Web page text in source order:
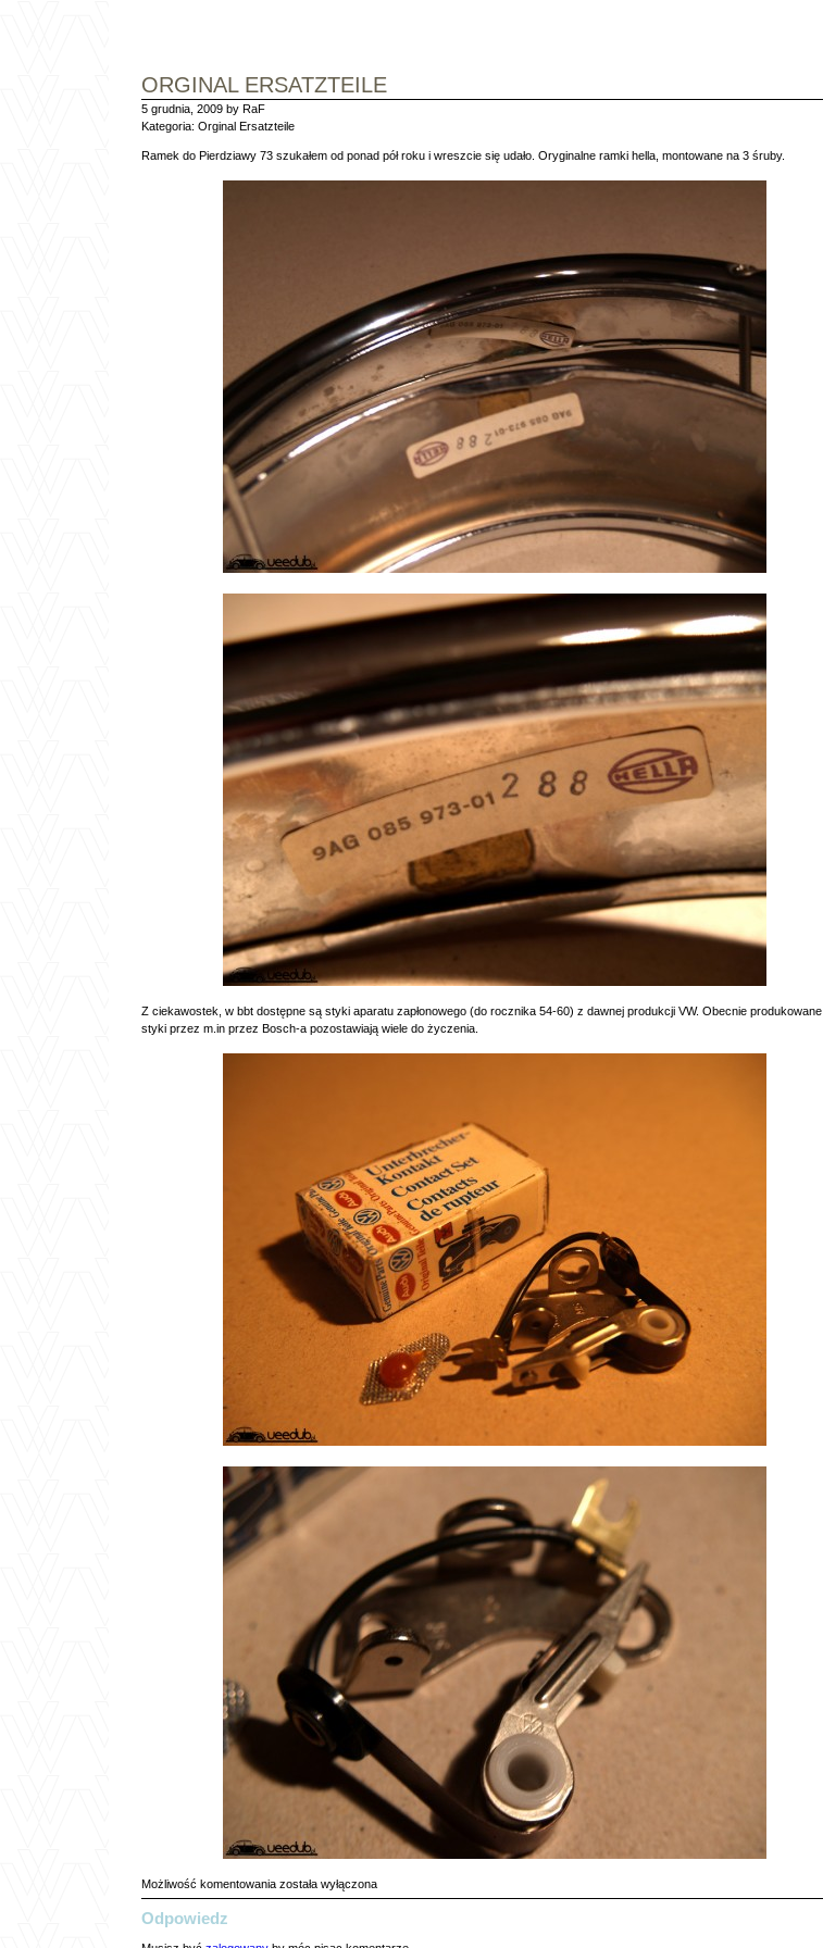
ORGINAL ERSATZTEILE
5 grudnia, 2009 by RaF
Kategoria: Orginal Ersatzteile
Ramek do Pierdziawy 73 szukałem od ponad pół roku i wreszcie się udało. Oryginalne ramki hella, montowane na 3 śruby.
Z ciekawostek, w bbt dostępne są styki aparatu zapłonowego (do rocznika 54-60) z dawnej produkcji VW. Obecnie produkowane
styki przez m.in przez Bosch-a pozostawiają wiele do życzenia.
Możliwość komentowania Orginal
Ersatzteile
została wyłączona
Odpowiedz